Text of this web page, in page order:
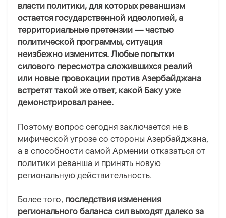
власти политики, для которых реваншизм
остается государственной идеологией, а
территориальные претензии — частью
политической программы, ситуация
неизбежно изменится. Любые попытки
силового пересмотра сложившихся реалий
или новые провокации против Азербайджана
встретят такой же ответ, какой Баку уже
демонстрировал ранее.
Поэтому вопрос сегодня заключается не в
мифической угрозе со стороны Азербайджана,
а в способности самой Армении отказаться от
политики реванша и принять новую
региональную действительность.
Более того, последствия изменения
регионального баланса сил выходят далеко за